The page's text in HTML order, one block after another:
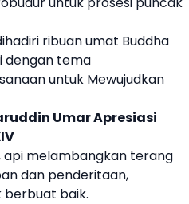
ribuan umat Buddha
dengan tema
untuk Mewujudkan
Umar Apresiasi
melambangkan terang
dan penderitaan,
berbuat baik.